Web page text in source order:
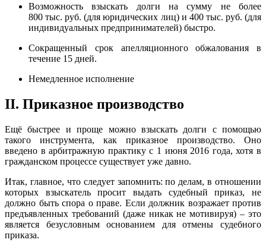
Возможность взыскать долги на сумму не более
800 тыс. руб. (для юридических лиц) и 400 тыс. руб. (для
индивидуальных предпринимателей) быстро.
Сокращенный срок апелляционного обжалования в
течение 15 дней.
Немедленное исполнение
II. Приказное производство
Ещё быстрее и проще можно взыскать долги с помощью
такого инструмента, как приказное производство. Оно
введено в арбитражную практику с 1 июня 2016 года, хотя в
гражданском процессе существует уже давно.
Итак, главное, что следует запомнить: по делам, в отношении
которых взыскатель просит выдать судебный приказ, не
должно быть спора о праве. Если должник возражает против
предъявленных требований (даже никак не мотивируя) – это
является безусловным основанием для отмены судебного
приказа.